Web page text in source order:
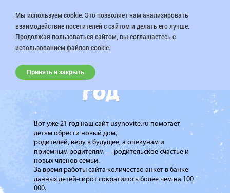
Вот уже 21 год наш сайт usynovite.ru помогает
детям обрести новый дом,
родителей, веру в будущее, а опекунам и
приемным родителям — родительское счастье и
новых членов семьи.
За время работы сайта количество анкет в банке
данных детей-сирот сократилось более чем на 100
000.
Мы используем cookie. Это позволяет нам анализировать
взаимодействие посетителей с сайтом и делать его лучше.
Продолжая пользоваться сайтом, вы соглашаетесь с
использованием файлов cookie.
Принять и закрыть